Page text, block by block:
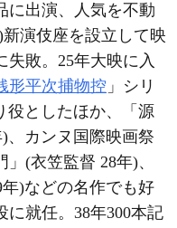
に出演、人気を不動
演伎座を設立して映
失敗。25年大映に入
形平次捕物控 」シリ
役としたほか、「源
、カンヌ国際映画祭
(衣笠監督 28年)、
年)などの名作でも好
に就任。38年300本記